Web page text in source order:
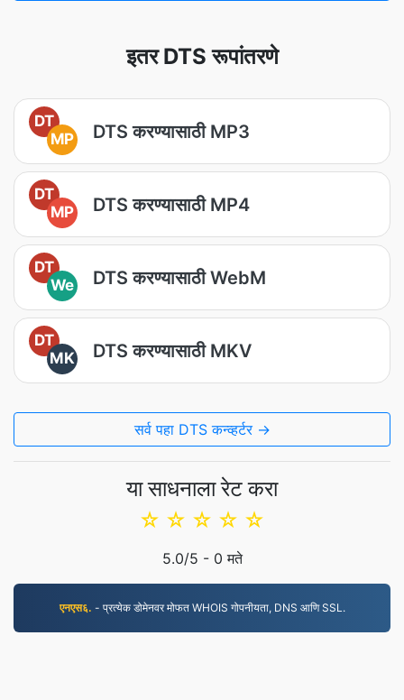
इतर DTS रूपांतरणे
DT
MP
DTS करण्यासाठी MP3
DT
MP
DTS करण्यासाठी MP4
DT
We
DTS करण्यासाठी WebM
DT
MK
DTS करण्यासाठी MKV
सर्व पहा DTS कन्व्हर्टर →
या साधनाला रेट करा
☆
☆
☆
☆
☆
5.0/5 - 0 मते
एनएस६. - प्रत्येक डोमेनवर मोफत WHOIS गोपनीयता, DNS आणि SSL.